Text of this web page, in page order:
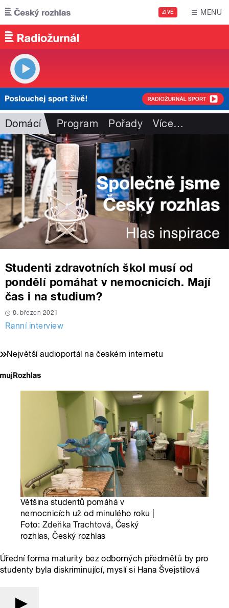
Přejít k hlavnímu obsahu
ŽIVĚ MENU
Domácí Program Pořady Více…
Studenti zdravotních škol musí od
pondělí pomáhat v nemocnicích. Mají
čas i na studium?
8. březen 2021
Ranní interview
Největší audioportál na českém internetu
Většina studentů pomáhá v
nemocnicích už od minulého roku |
Foto: Zdeňka Trachtová, Český
rozhlas, Český rozhlas
Úřední forma maturity bez odborných předmětů by pro
studenty byla diskriminující, myslí si Hana Švejstilová